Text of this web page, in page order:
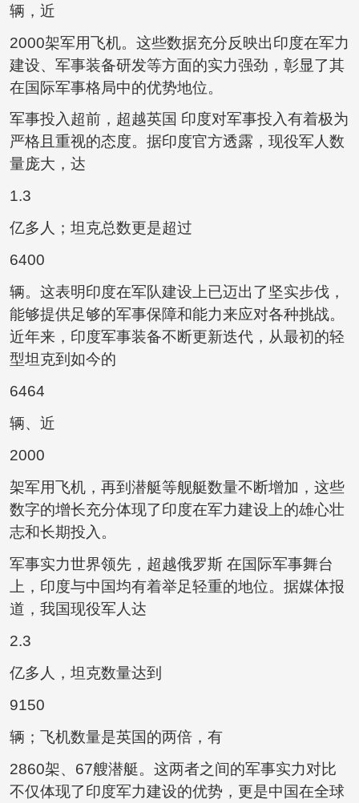
辆，近
2000架军用飞机。这些数据充分反映出印度在军力
建设、军事装备研发等方面的实力强劲，彰显了其
在国际军事格局中的优势地位。
军事投入超前，超越英国 印度对军事投入有着极为
严格且重视的态度。据印度官方透露，现役军人数
量庞大，达
1.3
亿多人；坦克总数更是超过
6400
辆。这表明印度在军队建设上已迈出了坚实步伐，
能够提供足够的军事保障和能力来应对各种挑战。
近年来，印度军事装备不断更新迭代，从最初的轻
型坦克到如今的
6464
辆、近
2000
架军用飞机，再到潜艇等舰艇数量不断增加，这些
数字的增长充分体现了印度在军力建设上的雄心壮
志和长期投入。
军事实力世界领先，超越俄罗斯 在国际军事舞台
上，印度与中国均有着举足轻重的地位。据媒体报
道，我国现役军人达
2.3
亿多人，坦克数量达到
9150
辆；飞机数量是英国的两倍，有
2860架、67艘潜艇。这两者之间的军事实力对比
不仅体现了印度军力建设的优势，更是中国在全球